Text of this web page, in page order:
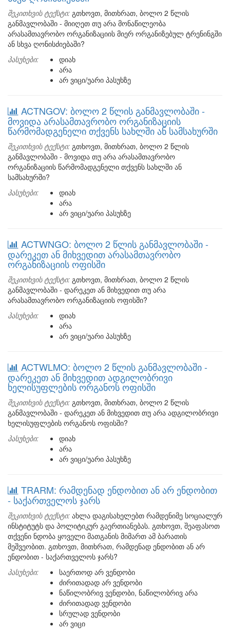
შეკითხვის ტექსტი: გთხოვთ, მითხრათ, ბოლო 2 წლის
განმავლობაში - მიიღეთ თუ არა მონაწილეობა
არასამთავრობო ორგანიზაციის მიერ ორგანიზებულ ტრენინგში
ან სხვა ღონისძიებაში?
პასუხები:
დიახ
არა
არ ვიცი/უარი პასუხზე
ACTNGOV: ბოლო 2 წლის განმავლობაში -
მოვიდა არასამთავრობო ორგანიზაციის
წარმომადგენელი თქვენს სახლში ან სამსახურში
შეკითხვის ტექსტი: გთხოვთ, მითხრათ, ბოლო 2 წლის
განმავლობაში - მოვიდა თუ არა არასამთავრობო
ორგანიზაციის წარმომადგენელი თქვენს სახლში ან
სამსახურში?
პასუხები:
დიახ
არა
არ ვიცი/უარი პასუხზე
ACTWNGO: ბოლო 2 წლის განმავლობაში -
დარეკეთ ან მიხვედით არასამთავრობო
ორგანიზაციის ოფისში
შეკითხვის ტექსტი: გთხოვთ, მითხრათ, ბოლო 2 წლის
განმავლობაში - დარეკეთ ან მიხვედით თუ არა
არასამთავრობო ორგანიზაციის ოფისში?
პასუხები:
დიახ
არა
არ ვიცი/უარი პასუხზე
ACTWLMO: ბოლო 2 წლის განმავლობაში -
დარეკეთ ან მიხვედით ადგილობრივი
ხელისუფლების ორგანოს ოფისში
შეკითხვის ტექსტი: გთხოვთ, მითხრათ, ბოლო 2 წლის
განმავლობაში - დარეკეთ ან მიხვედით თუ არა ადგილობრივი
ხელისუფლების ორგანოს ოფისში?
პასუხები:
დიახ
არა
არ ვიცი/უარი პასუხზე
TRARM: რამდენად ენდობით ან არ ენდობით
- საქართველოს ჯარს
შეკითხვის ტექსტი: ახლა დაგისახელებთ რამდენიმე სოციალურ
ინსტიტუტს და პოლიტიკურ გაერთიანებას. გთხოვთ, შეაფასოთ
თქვენი ნდობა ყოველი მათგანის მიმართ ამ ბარათის
მეშვეობით. გთხოვთ, მითხრათ, რამდენად ენდობით ან არ
ენდობით - საქართველოს ჯარს?
პასუხები:
საერთოდ არ ვენდობი
ძირითადად არ ვენდობი
ნაწილობრივ ვენდობი, ნაწილობრივ არა
ძირითადად ვენდობი
სრულად ვენდობი
არ ვიცი